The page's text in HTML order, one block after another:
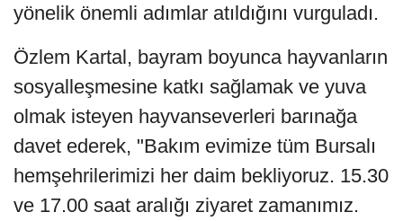
yönelik önemli adımlar atıldığını vurguladı.
Özlem Kartal, bayram boyunca hayvanların
sosyalleşmesine katkı sağlamak ve yuva
olmak isteyen hayvanseverleri barınağa
davet ederek, "Bakım evimize tüm Bursalı
hemşehrilerimizi her daim bekliyoruz. 15.30
ve 17.00 saat aralığı ziyaret zamanımız.